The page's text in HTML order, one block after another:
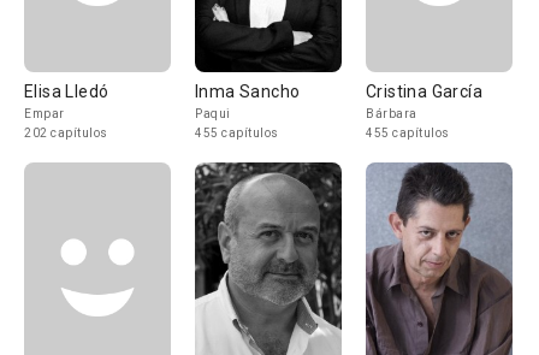
Elisa Lledó
Empar
202 capítulos
Inma Sancho
Paqui
455 capítulos
Cristina García
Bárbara
455 capítulos